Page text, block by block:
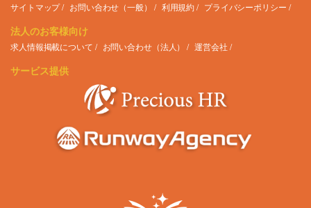
サイトマップ お問い合わせ（一般） 利用規約 プライバシーポリシー
法人のお客様向け
求人情報掲載について お問い合わせ（法人） 運営会社
サービス提供